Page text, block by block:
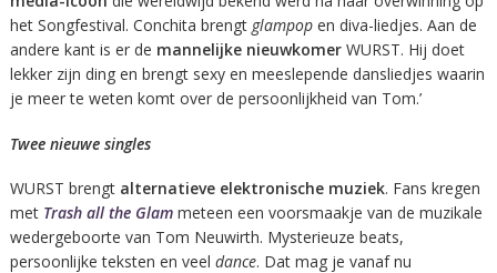
het Songfestival. Conchita brengt glampopen diva-liedjes. Aan de
andere kant is er de mannelijke nieuwkomerWURST. Hij doet
lekker zijn ding en brengt sexy en meeslepende dansliedjes waarin
je meer te weten komt over de persoonlijkheid van Tom.’
Twee nieuwe singles
WURST brengt alternatieve elektronische muziek. Fans kregen
met Trash all the Glammeteen een voorsmaakje van de muzikale
wedergeboorte van Tom Neuwirth. Mysterieuze beats,
persoonlijke teksten en veel dance. Dat mag je vanaf nu